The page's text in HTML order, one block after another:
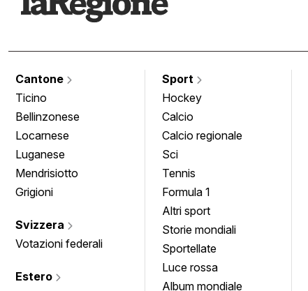
Cantone
Ticino
Bellinzonese
Locarnese
Luganese
Mendrisiotto
Grigioni
Svizzera
Votazioni federali
Estero
Sport
Hockey
Calcio
Calcio regionale
Sci
Tennis
Formula 1
Altri sport
Storie mondiali
Sportellate
Luce rossa
Album mondiale